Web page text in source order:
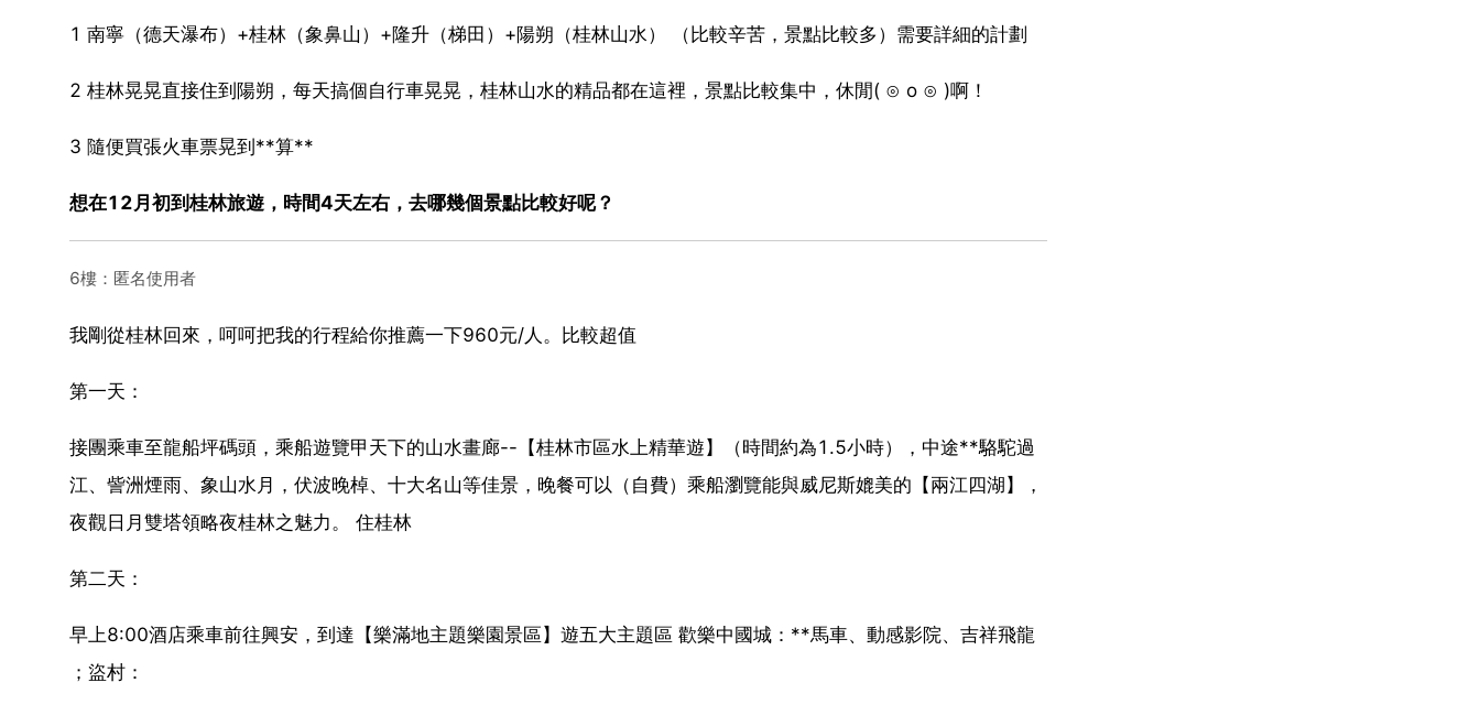
1 南寧（德天瀑布）+桂林（象鼻山）+隆升（梯田）+陽朔（桂林山水） （比較辛苦，景點比較多）需要詳細的計劃
2 桂林晃晃直接住到陽朔，每天搞個自行車晃晃，桂林山水的精品都在這裡，景點比較集中，休閒( ⊙ o ⊙ )啊！
3 隨便買張火車票晃到**算**
想在12月初到桂林旅遊，時間4天左右，去哪幾個景點比較好呢？
6樓：匿名使用者
我剛從桂林回來，呵呵把我的行程給你推薦一下960元/人。比較超值
第一天：
接團乘車至龍船坪碼頭，乘船遊覽甲天下的山水畫廊--【桂林市區水上精華遊】（時間約為1.5小時），中途**駱駝過
江、訾洲煙雨、象山水月，伏波晚棹、十大名山等佳景，晚餐可以（自費）乘船瀏覽能與威尼斯媲美的【兩江四湖】，
夜觀日月雙塔領略夜桂林之魅力。 住桂林
第二天：
早上8:00酒店乘車前往興安，到達【樂滿地主題樂園景區】遊五大主題區 歡樂中國城：**馬車、動感影院、吉祥飛龍
；盜村：